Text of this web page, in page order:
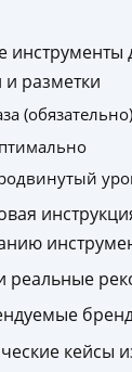
инструменты
разметки
(обязательно)
кейсы